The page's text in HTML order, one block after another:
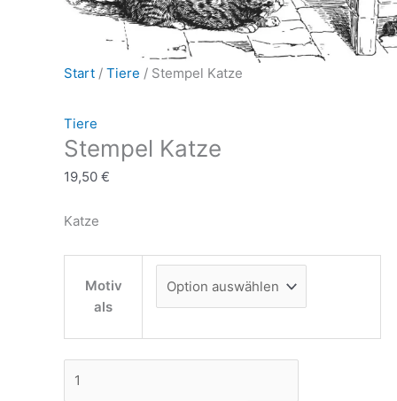
Start / Tiere / Stempel Katze
Tiere
Stempel Katze
19,50 €
Katze
Motiv
als
Katze